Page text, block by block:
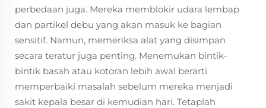
perbedaan juga. Mereka memblokir udara lembap
dan partikel debu yang akan masuk ke bagian
sensitif. Namun, memeriksa alat yang disimpan
secara teratur juga penting. Menemukan bintik-
bintik basah atau kotoran lebih awal berarti
memperbaiki masalah sebelum mereka menjadi
sakit kepala besar di kemudian hari. Tetaplah